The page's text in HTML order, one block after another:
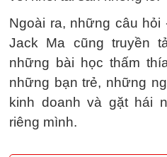
Ngoài ra, những câu
Jack Ma cũng truyền
những bài học thấm
những bạn trẻ, những
kinh doanh và gặt hái
riêng mình.